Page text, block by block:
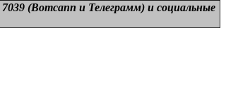
(Вотсапп и Телеграмм) и социальные